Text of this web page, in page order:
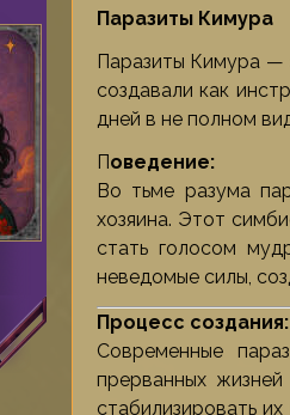
Паразиты Кимура
Паразиты Кимура —
создавали как
дней в не полном
Поведение:
Во тьме разума
хозяина. Этот
стать голосом
неведомые силы,
Процесс создания:
Современные
прерванных
стабилизировать